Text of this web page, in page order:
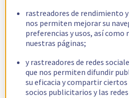
rastreadores de rendimiento
nos permiten mejorar su
preferencias y usos, así
nuestras páginas;
y rastreadores de redes
que nos permiten difundir
su eficacia y compartir
socios publicitarios y las